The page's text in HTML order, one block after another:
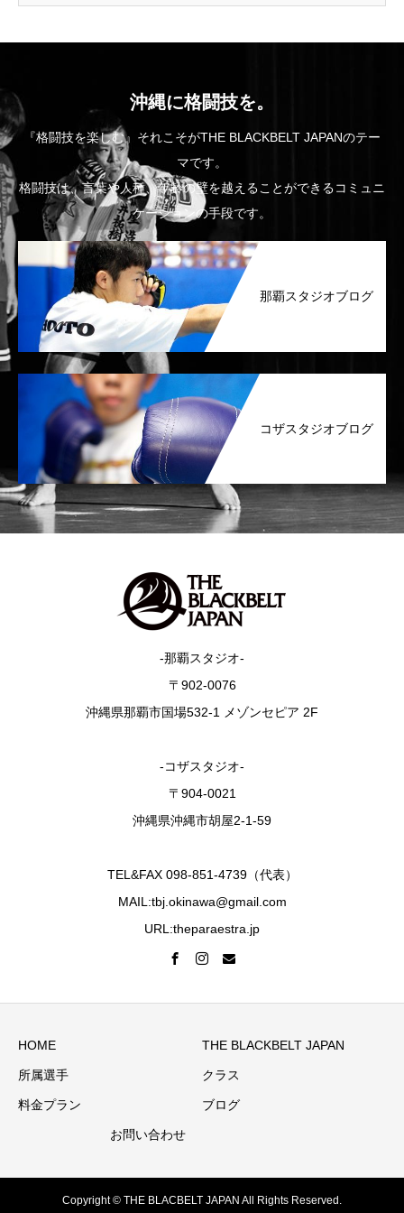
沖縄に格闘技を。
『格闘技を楽しむ』それこそがTHE BLACKBELT JAPANのテー
マです。
格闘技は、言葉や人種、年齢の壁を越えることができるコミュニ
ケーションの手段です。
那覇スタジオブログ
コザスタジオブログ
-那覇スタジオ-
〒902-0076
沖縄県那覇市国場532-1 メゾンセピア 2F
-コザスタジオ-
〒904-0021
沖縄県沖縄市胡屋2-1-59
TEL&FAX 098-851-4739（代表）
MAIL:tbj.okinawa@gmail.com
URL:theparaestra.jp
HOME THE BLACKBELT JAPAN
所属選手 クラス
料金プラン ブログ
お問い合わせ
Copyright © THE BLACBELT JAPAN All Rights Reserved.